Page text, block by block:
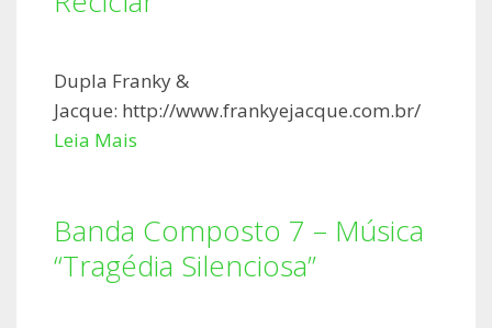
Dupla Franky &
Jacque: http://www.frankyejacque.com.br/
Leia Mais
Banda Composto 7 – Música
“Tragédia Silenciosa”